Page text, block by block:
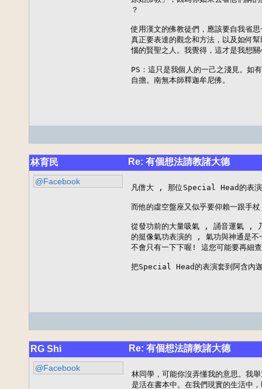
？
使用漢文的佛教徒們，應該要自我省
真正要表達的觀念和方法，以及如何
惱的賢聖之人。我覺得，這才是我想
PS：這只是我個人的一己之淺見。如
自擔。南無本師釋迦牟尼佛。
林育民 Re: 有個想法請教諸大德
@Facebook
凡僧大 , 那位Special Head的表
而他的虛空盤座又似乎要仰賴一跟手
從發功前的大量吸氣 , 誦音運氣 ,
的挺像氣功表演的 , 氣功與神通是
不會只有一下下喔! 這您可能要再
把Special Head的表演套到阿含
RG Shi Re: 有個想法請教諸大德
@Facebook
林同學，可能你沒弄懂我的意思。我
是活在書本中。在我們現實的生活中